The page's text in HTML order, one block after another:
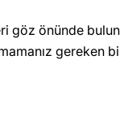
önünde
gereken